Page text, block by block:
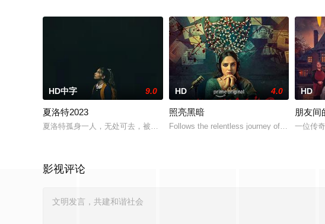
HD中字 9.0
夏洛特2023
夏洛特孤身一人，无处可去，被一个意图可疑的老人接走。
HD 4.0
照亮黑暗
Follows the relentless journey of a
HD
朋友间
一位传
影视评论